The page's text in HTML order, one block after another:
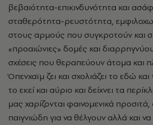
βεβαιότητα-επικινδυνότητα και
σταθερότητα-ρευστότητα,
στους αρμούς που συγκροτούν και
«προαιώνιες» δομές και
σχέσεις που θεραπεύουν άτομα και
Όπενχαϊμ ζει και σχολιάζει το εδώ
το εκεί και αύριο και δείχνει τα
μας χαρίζονται φαινομενικά προσιτά,
παιγνιώδη για να θέλγουν αλλά και